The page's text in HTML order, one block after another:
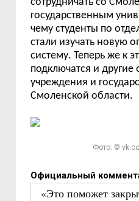
государственным
чему студенты по
стали изучать новую
систему. Теперь же к
подключатся и
учреждения и
Смоленской области.
Фото: ©
Официальный
«Это поможет